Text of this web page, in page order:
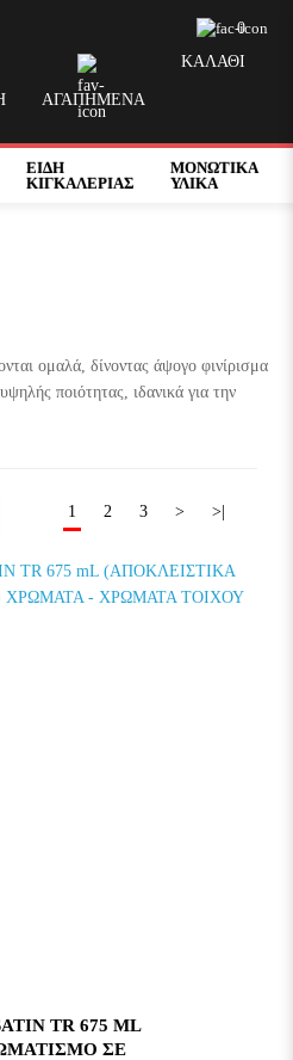
ΑΓΑΠΗΜΕΝΑ
ΚΑΛΑΘΙ
0
ΕΙΔΗ
ΚΙΓΚΑΛΕΡΙΑΣ
ΜΟΝΩΤΙΚΑ
ΥΛΙΚΑ
ομαλά, δίνοντας άψογο φινίρισμα
ποιότητας, ιδανικά για την
1 2 3 > >|
TR 675 ML
ΣΕ